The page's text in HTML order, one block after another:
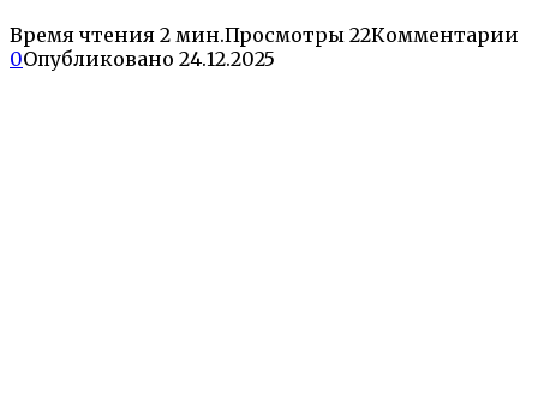
Время чтения 2 мин.Просмотры 22Комментарии
0Опубликовано 24.12.2025